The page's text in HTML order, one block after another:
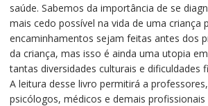
saúde. Sabemos da importância de se
mais cedo possível na vida de uma criança
encaminhamentos sejam feitas antes dos
da criança, mas isso é ainda uma utopia
tantas diversidades culturais e dificuldades
A leitura desse livro permitirá a
psicólogos, médicos e demais